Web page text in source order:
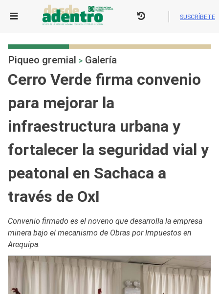
SUSCRÍBETE
Piqueo gremial > Galería
Cerro Verde firma convenio
para mejorar la
infraestructura urbana y
fortalecer la seguridad vial y
peatonal en Sachaca a
través de OxI
Convenio firmado es el noveno que desarrolla la empresa
minera bajo el mecanismo de Obras por Impuestos en
Arequipa.